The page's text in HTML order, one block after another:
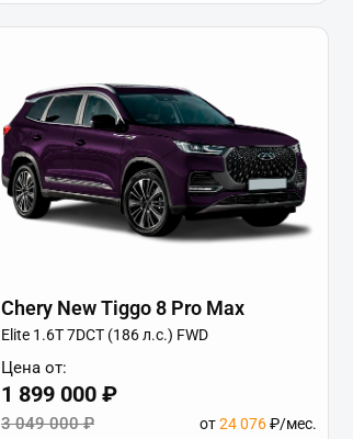
Chery New Tiggo 8 Pro Max
Elite 1.6T 7DCT (186 л.с.) FWD
Цена от:
1 899 000 ₽
3 049 000 ₽ от24 076₽/мес.